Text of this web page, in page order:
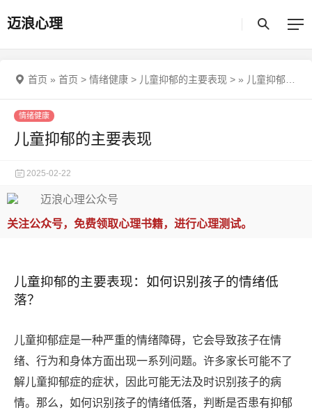
迈浪心理
首页 » 首页 > 情绪健康 > 儿童抑郁的主要表现 > » 儿童抑郁的主要表现
情绪健康
儿童抑郁的主要表现
2025-02-22
关注公众号，免费领取心理书籍，进行心理测试。
儿童抑郁的主要表现：如何识别孩子的情绪低
落？
儿童抑郁症是一种严重的情绪障碍，它会导致孩子在情
绪、行为和身体方面出现一系列问题。许多家长可能不了
解儿童抑郁症的症状，因此可能无法及时识别孩子的病
情。那么，如何识别孩子的情绪低落，判断是否患有抑郁